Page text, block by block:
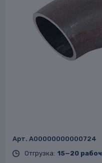
Арт. A00000000000724
Отгрузка: 15—20